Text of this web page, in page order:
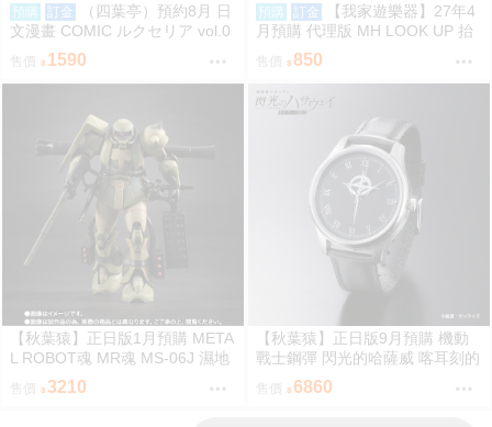
預購 訂金
（四葉亭）預約8月 日
文漫畫 COMIC ルクセリア vol.0
6 特典：B2掛軸、資料夾 あるぷ
1590
預購 訂金
【我家遊樂器】27年4
月預購 代理版 MH LOOK UP 抬
頭系列 刀劍亂舞ONLINE 三日月
宗近
850
【秋葉猿】正日版1月預購 META
L ROBOT魂 MR魂 MS-06J 濕地
帶戰用 薩克 MS MUSEUM
售價 3210
【秋葉猿】正日版9月預購 機動
戰士鋼彈 閃光的哈薩威 喀耳刻的
魔女 MAFTY 手錶 腕時計
售價 6860